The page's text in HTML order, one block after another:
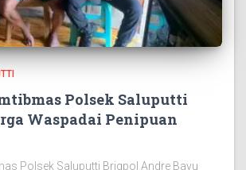
Polsek Saluputti
Waspadai Penipuan
Polsek Saluputti Brigpol Andre Bayu